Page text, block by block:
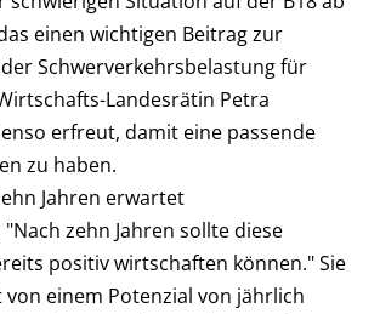
einen wichtigen Beitrag zur
Schwerverkehrsbelastung für
Landesrätin Petra
erfreut, damit eine passende
zu haben.
Jahren erwartet
zehn Jahren sollte diese
positiv wirtschaften können." Sie
einem Potenzial von jährlich